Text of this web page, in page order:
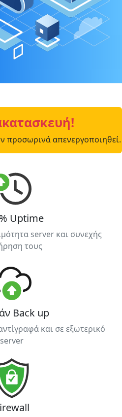
προσωρινά απενεργοποιηθεί.
Uptime
server και συνεχής
τους
Back up
και σε εξωτερικό
server